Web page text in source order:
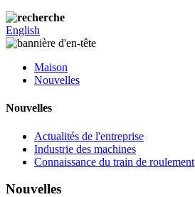
English
Maison
Nouvelles
Nouvelles
Actualités de l'entreprise
Industrie des machines
Connaissance du train de roulement
Nouvelles